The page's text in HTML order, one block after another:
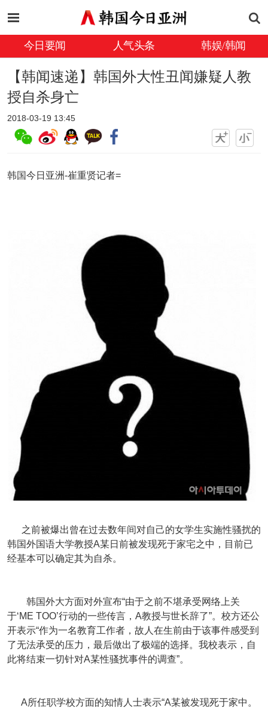
今日要闻 人气头条 韩娱/韩闻
【韩闻速递】韩国外大性丑闻嫌疑人教
授自杀身亡
2018-03-19 13:45
韩国今日亚洲-崔重贤记者=
之前被爆出曾在过去数年间对自己的女学生实施性骚扰的
韩国外国语大学教授A某日前被发现死于家宅之中，目前已
经基本可以确定其为自杀。
韩国外大方面对外宣布“由于之前不堪承受网络上关
于‘ME TOO’行动的一些传言，A教授与世长辞了”。校方还公
开表示“作为一名教育工作者，故人在生前由于该事件感受到
了无法承受的压力，最后做出了极端的选择。我校表示，自
此将结束一切针对A某性骚扰事件的调查”。
A所任职学校方面的知情人士表示“A某被发现死于家中。